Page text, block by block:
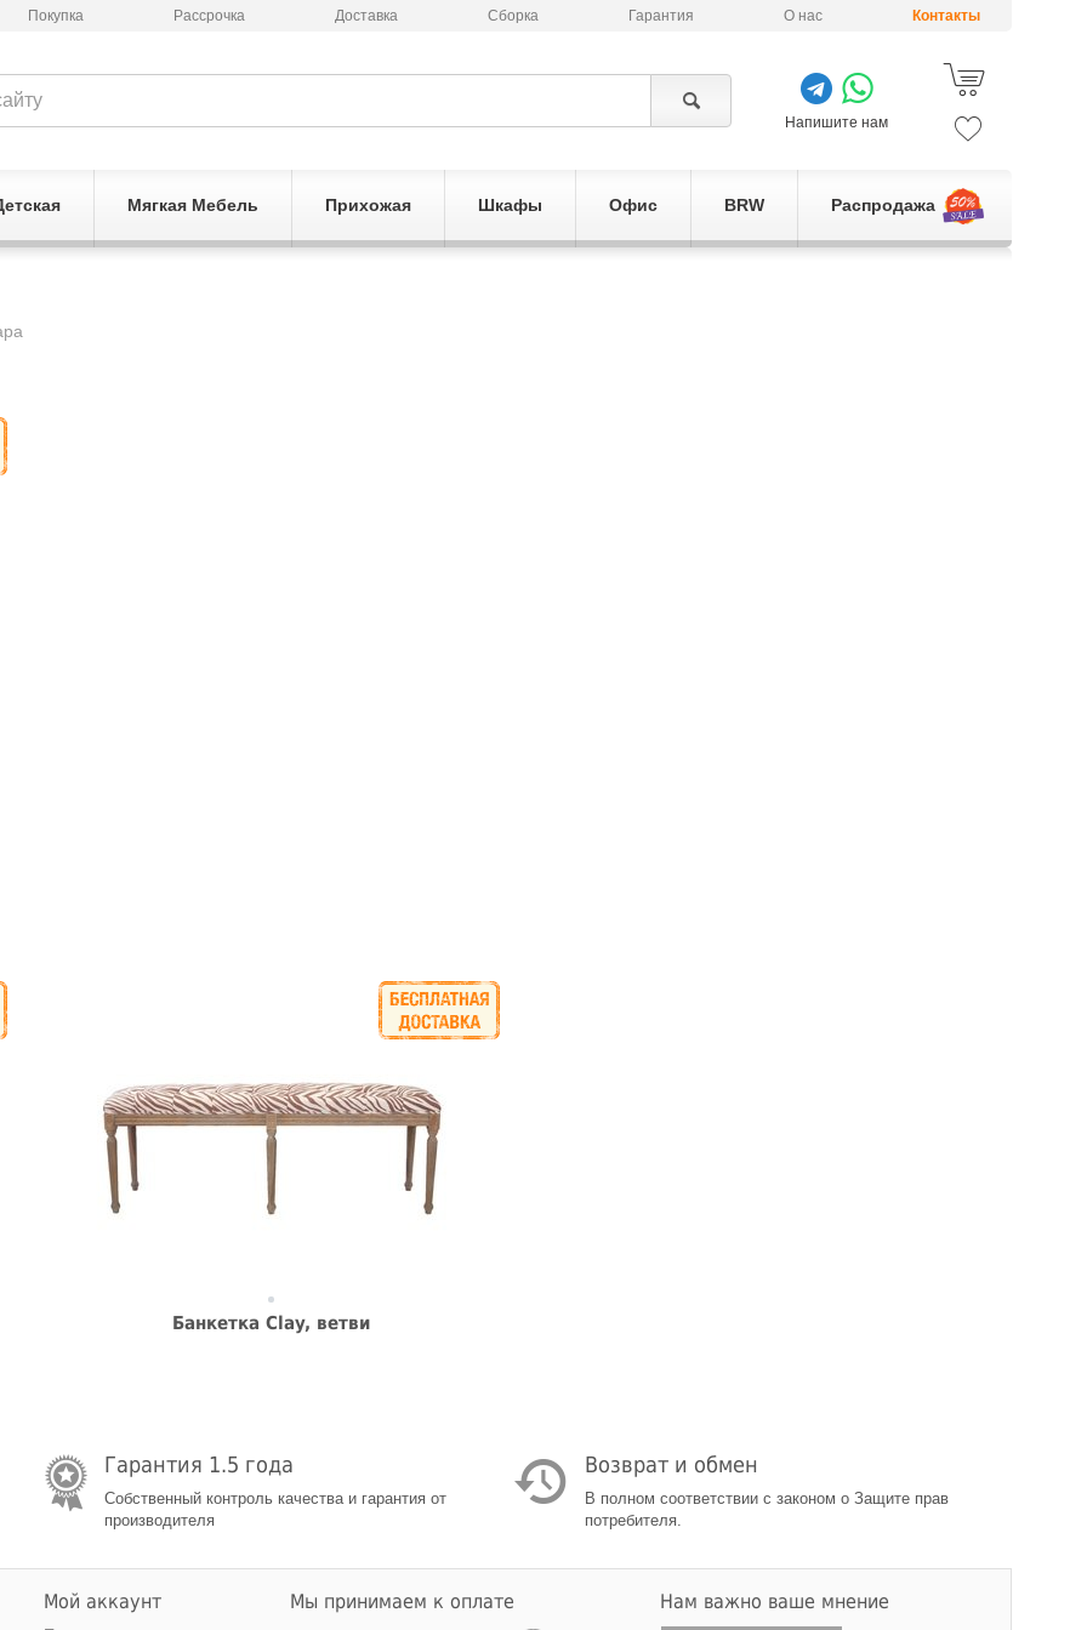
Покупка Рассрочка Доставка Сборка Гарантия О нас Контакты
Напишите нам
Мягкая Мебель Прихожая Шкафы Офис BRW Распродажа
Банкетка Clay, ветви
Гарантия 1.5 года
Собственный контроль качества и гарантия от
производителя
Возврат и обмен
В полном соответствии с законом о Защите прав
потребителя.
Мой аккаунт Мы принимаем к оплате Нам важно ваше мнение